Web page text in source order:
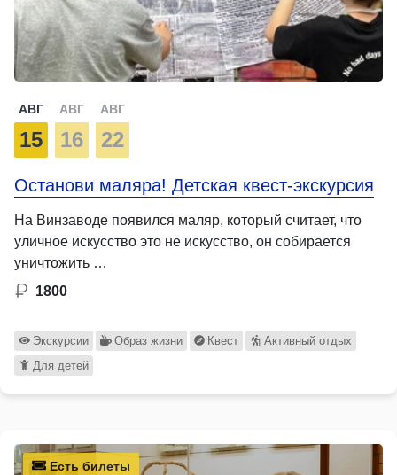
АВГ
15
АВГ
16
АВГ
22
Останови маляра! Детская квест-экскурсия
На Винзаводе появился маляр, который считает, что
уличное искусство это не искусство, он собирается
уничтожить …
1800
Экскурсии Образ жизни Квест
Активный отдых
Для детей
Есть билеты